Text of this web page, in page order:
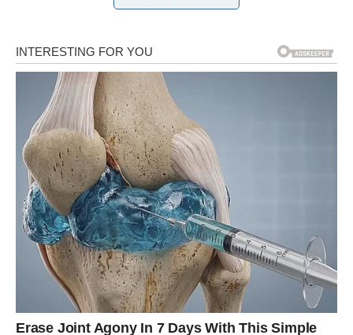
Početni korak u organiziranju vašeg ormara uključuje
razvrstavanje predmeta u različite kategorije. Bitno je
razlikovati tri osnovne skupine: bijelo rublje, tamno rublje i
šareno rublje. Ova metoda osigurava održavanje boja odjevnih
predmeta i sprječava njihovo stapanje s drugim nijansama.
Kako niti jedan odjevni predmet ne bi promijenio boju tijekom